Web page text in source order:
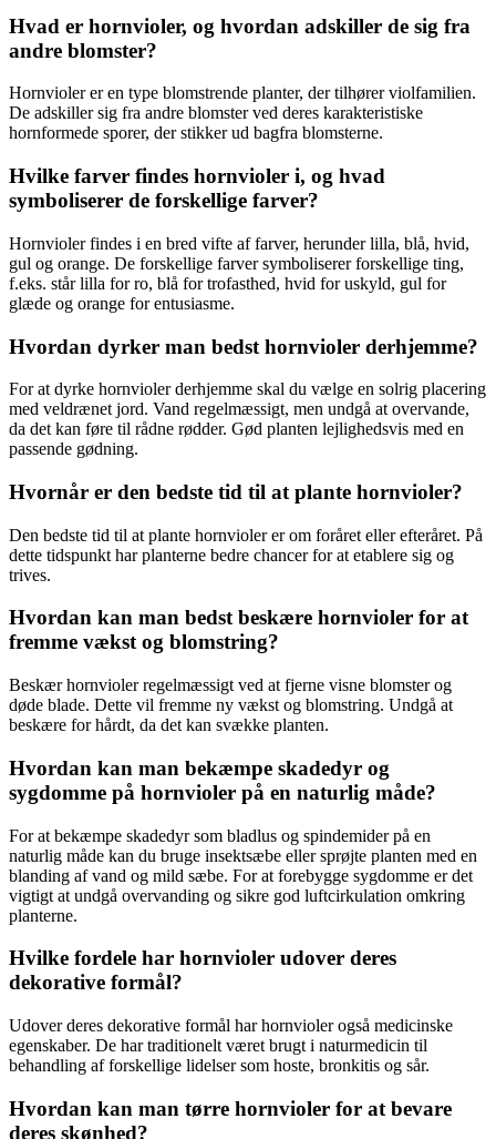
Hvad er hornvioler, og hvordan adskiller de sig fra
andre blomster?
Hornvioler er en type blomstrende planter, der tilhører violfamilien.
De adskiller sig fra andre blomster ved deres karakteristiske
hornformede sporer, der stikker ud bagfra blomsterne.
Hvilke farver findes hornvioler i, og hvad
symboliserer de forskellige farver?
Hornvioler findes i en bred vifte af farver, herunder lilla, blå, hvid,
gul og orange. De forskellige farver symboliserer forskellige ting,
f.eks. står lilla for ro, blå for trofasthed, hvid for uskyld, gul for
glæde og orange for entusiasme.
Hvordan dyrker man bedst hornvioler derhjemme?
For at dyrke hornvioler derhjemme skal du vælge en solrig placering
med veldrænet jord. Vand regelmæssigt, men undgå at overvande,
da det kan føre til rådne rødder. Gød planten lejlighedsvis med en
passende gødning.
Hvornår er den bedste tid til at plante hornvioler?
Den bedste tid til at plante hornvioler er om foråret eller efteråret. På
dette tidspunkt har planterne bedre chancer for at etablere sig og
trives.
Hvordan kan man bedst beskære hornvioler for at
fremme vækst og blomstring?
Beskær hornvioler regelmæssigt ved at fjerne visne blomster og
døde blade. Dette vil fremme ny vækst og blomstring. Undgå at
beskære for hårdt, da det kan svække planten.
Hvordan kan man bekæmpe skadedyr og
sygdomme på hornvioler på en naturlig måde?
For at bekæmpe skadedyr som bladlus og spindemider på en
naturlig måde kan du bruge insektsæbe eller sprøjte planten med en
blanding af vand og mild sæbe. For at forebygge sygdomme er det
vigtigt at undgå overvanding og sikre god luftcirkulation omkring
planterne.
Hvilke fordele har hornvioler udover deres
dekorative formål?
Udover deres dekorative formål har hornvioler også medicinske
egenskaber. De har traditionelt været brugt i naturmedicin til
behandling af forskellige lidelser som hoste, bronkitis og sår.
Hvordan kan man tørre hornvioler for at bevare
deres skønhed?